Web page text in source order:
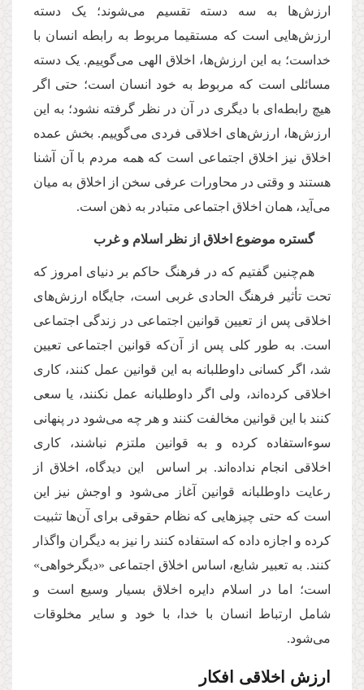
ارزش‌ها به سه دسته تقسیم می‌شوند؛ یک دسته
ارزش‌هایی است که مستقیما مربوط به رابطه انسان با
خداست؛‌ به این ارزش‌ها، اخلاق الهی می‌گوییم. یک دسته
مسائلی است که مربوط به خود انسان است؛ حتی اگر
هیچ رابطه‌ای با دیگری در آن در نظر گرفته نشود؛ به این
ارزش‌ها، ارزش‌های اخلاقی فردی می‌گوییم. بخش عمده‌
اخلاق نیز اخلاق اجتماعی است که همه مردم با آن آشنا
هستند و وقتی در محاورات عرفی سخن از اخلاق به میان
می‌آید، همان اخلاق اجتماعی متبادر به ذهن است.
گستره موضوع اخلاق از نظر اسلام و غرب
هم‌چنین گفتیم که در فرهنگ حاکم بر دنیای امروز که
تحت تأثیر فرهنگ الحادی غربی است، جایگاه ارزش‌های
اخلاقی پس از تعیین قوانین اجتماعی در زندگی اجتماعی
است. به طور کلی پس از آن‌که قوانین اجتماعی تعیین
شد، اگر کسانی داوطلبانه به این قوانین عمل کنند، کاری
اخلاقی کرده‌اند، ولی اگر داوطلبانه عمل نکنند، یا سعی
کنند با این قوانین مخالفت کنند و هر چه می‌شود در پنهانی
سوءاستفاده کرده و به قوانین ملتزم نباشند، کاری
اخلاقی انجام نداده‌اند. بر اساس این دیدگاه، اخلاق از
رعایت داوطلبانه قوانین آغاز می‌شود و اوجش نیز این
است که حتی چیزهایی که نظام حقوقی برای آن‌ها تثبیت
کرده و اجازه داده که استفاده کنند را نیز به دیگران واگذار
کنند. به تعبیر شایع، اساس اخلاق اجتماعی «دیگرخواهی»
است؛ اما در اسلام دایره اخلاق بسیار وسیع است و
شامل ارتباط انسان با خدا، با خود و سایر مخلوقات
می‌شود.
ارزش اخلاقی افکار